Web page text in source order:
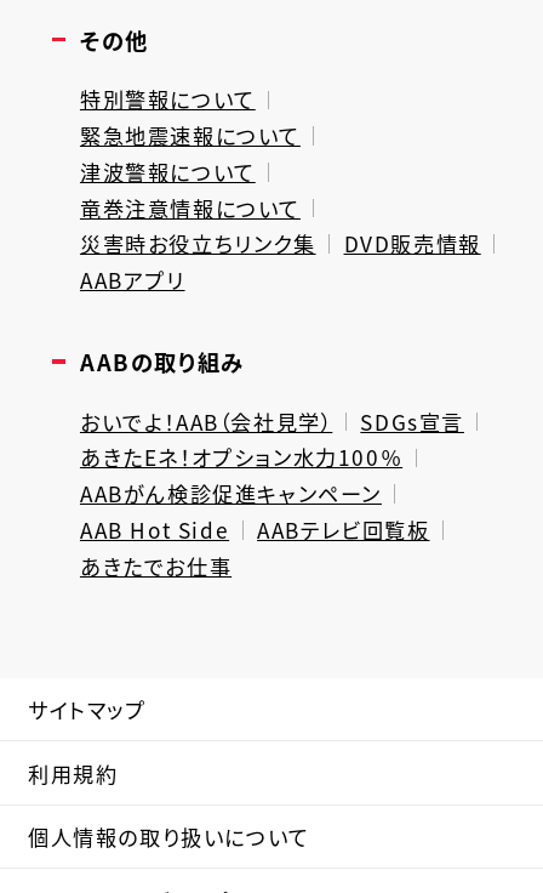
その他
特別警報について
緊急地震速報について
津波警報について
竜巻注意情報について
災害時お役立ちリンク集
DVD販売情報
AABアプリ
AABの取り組み
おいでよ！AAB（会社見学）
SDGs宣言
あきたEネ！オプション水力100％
AABがん検診促進キャンペーン
AAB Hot Side
AABテレビ回覧板
あきたでお仕事
サイトマップ
利用規約
個人情報の取り扱いについて